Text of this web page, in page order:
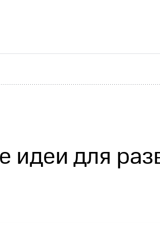
КонтактыНовости в
капиталКонтроль и аудитРынок
для